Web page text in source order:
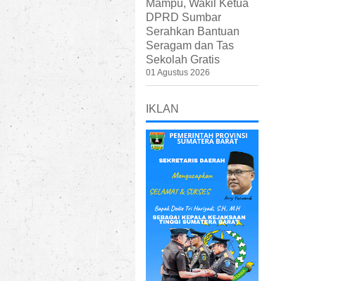
Mampu, Wakil Ketua
DPRD Sumbar
Serahkan Bantuan
Seragam dan Tas
Sekolah Gratis
01 Agustus 2026
IKLAN